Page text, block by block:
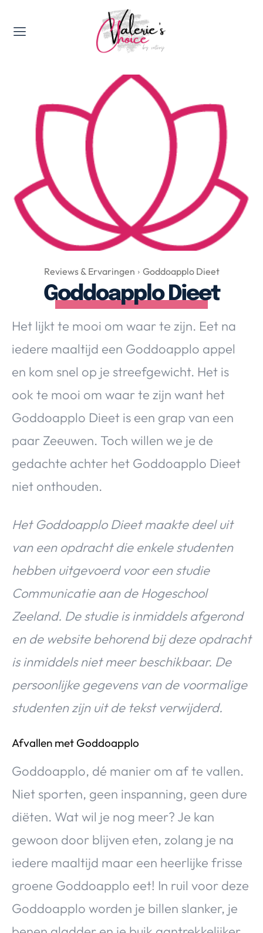
Valerie's Topics
Travel & Culture
Food & Drinks
Happyness & Opmerkelijk
Lifestyle, Sport & Duurzaamheid
Health & Beauty
Huis & Tuin
Nieuws & Media
Over Valerie
Over Valerie
De Top 5
Contact
VALERIE'S CHOICE
Food & Drinks Health & Beauty Gadgets
Huis & Tuin
Travel
Lifestyle
Reviews & Ervaringen Goddoapplo Dieet
Goddoapplo Dieet
Het lijkt te mooi om waar te zijn. Eet na
iedere maaltijd een Goddoapplo appel
en kom snel op je streefgewicht. Het is
ook te mooi om waar te zijn want het
Goddoapplo Dieet is een grap van een
paar Zeeuwen. Toch willen we je de
gedachte achter het Goddoapplo Dieet
niet onthouden.
Het Goddoapplo Dieet maakte deel uit
van een opdracht die enkele studenten
hebben uitgevoerd voor een studie
Communicatie aan de Hogeschool
Zeeland. De studie is inmiddels afgerond
en de website behorend bij deze opdracht
is inmiddels niet meer beschikbaar. De
persoonlijke gegevens van de voormalige
studenten zijn uit de tekst verwijderd.
Afvallen met Goddoapplo
Goddoapplo, dé manier om af te vallen.
Niet sporten, geen inspanning, geen dure
diëten. Wat wil je nog meer? Je kan
gewoon door blijven eten, zolang je na
iedere maaltijd maar een heerlijke frisse
groene Goddoapplo eet! In ruil voor deze
Goddoapplo worden je billen slanker, je